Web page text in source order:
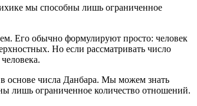
мы способны лишь ограниченное
Его обычно формулируют просто: человек
Но если рассматривать число
основе числа Данбара. Мы можем знать
лишь ограниченное количество отношений.